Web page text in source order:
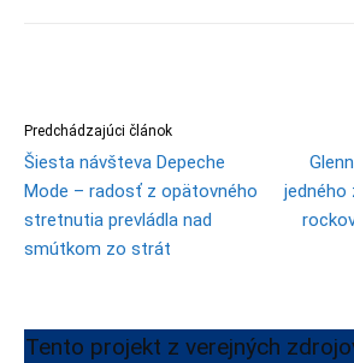
Predchádzajúci článok
Šiesta návšteva Depeche
Mode – radosť z opätovného
stretnutia prevládla nad
smútkom zo strát
jedného
Tento projekt z verejných